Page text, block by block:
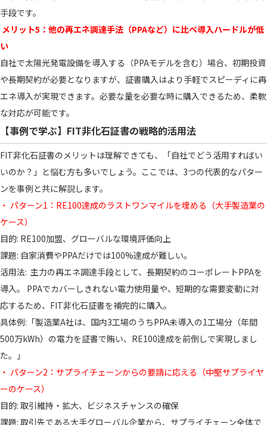
手段です。
メリット5：他の再エネ調達手法（PPAなど）に比べ導入ハードルが低
い
自社で太陽光発電設備を導入する（PPAモデルを含む）場合、初期投資
や長期契約が必要となりますが、証書購入はより手軽でスピーディに再
エネ導入が実現できます。必要な量を必要な時に購入できるため、柔軟
な対応が可能です。
【事例で学ぶ】FIT非化石証書の戦略的活用法
FIT非化石証書のメリットは理解できても、「自社でどう活用すればい
いのか？」と悩む方も多いでしょう。ここでは、3つの代表的なパター
ンを事例と共に解説します。
・ パターン1：RE100達成のラストワンマイルを埋める（大手製造業の
ケース）
目的: RE100加盟、グローバルな環境評価向上
課題: 自家消費やPPAだけでは100%達成が難しい。
活用法: 主力の再エネ調達手段として、長期契約のコーポレートPPAを
導入。 PPAでカバーしきれない電力使用量や、短期的な需要変動に対
応するため、FIT非化石証書を補完的に購入。
具体例:「製造業A社は、国内3工場のうちPPA未導入の1工場分（年間
500万kWh）の電力を証書で賄い、RE100達成を前倒しで実現しまし
た。」
・ パターン2：サプライチェーンからの要請に応える（中堅サプライヤ
ーのケース）
目的: 取引維持・拡大、ビジネスチャンスの確保
課題: 取引先である大手グローバル企業から、サプライチェーン全体で